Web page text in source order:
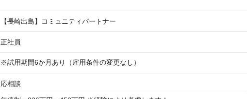
【長崎出島】コミュニティパートナー
正社員
※試用期間6か月あり（雇用条件の変更なし）
応相談